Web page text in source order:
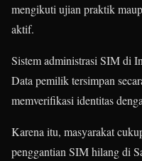
mengikuti ujian praktik
aktif.
Sistem administrasi SIM di
Data pemilik tersimpan
memverifikasi identitas
Karena itu, masyarakat
penggantian SIM hilang di